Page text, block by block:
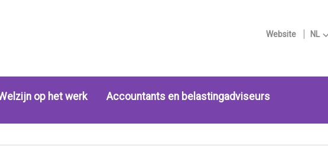
Website NL
op het werk Accountants en belastingadviseurs